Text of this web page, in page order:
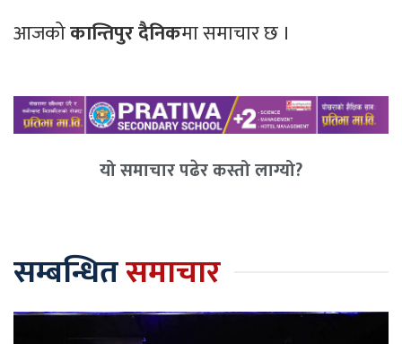
आजकोकान्तिपुर दैनिकमा समाचार छ ।
यो समाचार पढेर कस्तो लाग्यो?
सम्बन्धितसमाचार